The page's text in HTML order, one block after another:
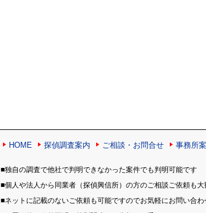
HOME 探偵調査案内 ご相談・お問合せ 事務所
■独自の調査で他社で判明できなかった案件でも判明可能です
■個人や法人から同業者（探偵興信所）の方のご相談ご依頼も大
■ネットに記載のないご依頼も可能ですのでお気軽にお問い合